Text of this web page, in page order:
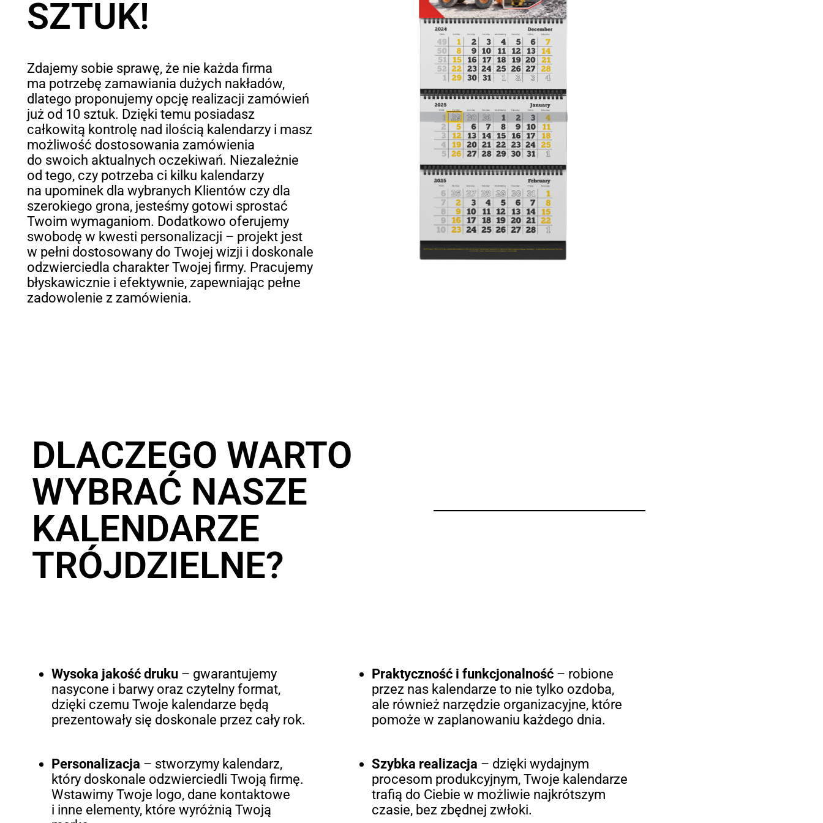
SZTUK!
Zdajemy sobie sprawę, że nie każda firma
ma potrzebę zamawiania dużych nakładów,
dlatego proponujemy opcję realizacji zamówień
już od 10 sztuk. Dzięki temu posiadasz
całkowitą kontrolę nad ilością kalendarzy i masz
możliwość dostosowania zamówienia
do swoich aktualnych oczekiwań. Niezależnie
od tego, czy potrzeba ci kilku kalendarzy
na upominek dla wybranych Klientów czy dla
szerokiego grona, jesteśmy gotowi sprostać
Twoim wymaganiom. Dodatkowo oferujemy
swobodę w kwesti personalizacji – projekt jest
w pełni dostosowany do Twojej wizji i doskonale
odzwierciedla charakter Twojej firmy. Pracujemy
błyskawicznie i efektywnie, zapewniając pełne
zadowolenie z zamówienia.
DLACZEGO WARTO
WYBRAĆ NASZE
KALENDARZE
TRÓJDZIELNE?
Wysoka jakość druku – gwarantujemy
nasycone i barwy oraz czytelny format,
dzięki czemu Twoje kalendarze będą
prezentowały się doskonale przez cały rok.
Personalizacja – stworzymy kalendarz,
który doskonale odzwierciedli Twoją firmę.
Wstawimy Twoje logo, dane kontaktowe
i inne elementy, które wyróżnią Twoją
Praktyczność i funkcjonalność – robione
przez nas kalendarze to nie tylko ozdoba,
ale również narzędzie organizacyjne, które
pomoże w zaplanowaniu każdego dnia.
Szybka realizacja – dzięki wydajnym
procesom produkcyjnym, Twoje kalendarze
trafią do Ciebie w możliwie najkrótszym
czasie, bez zbędnej zwłoki.